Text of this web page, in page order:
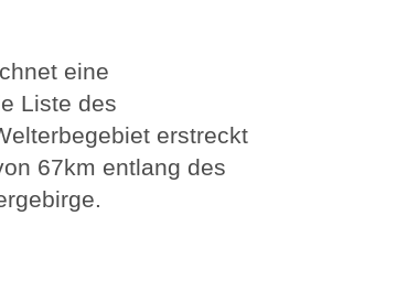
eine
Liste des
erstreckt
67km entlang des